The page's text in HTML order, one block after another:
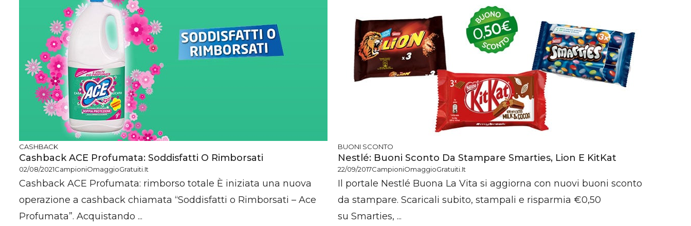
CASHBACK
Cashback ACE Profumata: Soddisfatti O Rimborsati
02/08/2021CampioniOmaggioGratuiti.it
Cashback ACE Profumata: rimborso totale È iniziata una nuova
operazione a cashback chiamata “Soddisfatti o Rimborsati – Ace
Profumata”. Acquistando ...
BUONI SCONTO
Nestlé: Buoni Sconto Da Stampare Smarties, Lion E KitKat
22/09/2017CampioniOmaggioGratuiti.it
Il portale Nestlé Buona La Vita si aggiorna con nuovi buoni sconto
da stampare. Scaricali subito, stampali e risparmia €0,50
su Smarties, ...